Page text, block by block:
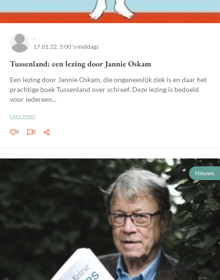
-
17.01.22, 5:00 's middags
Tussenland: een lezing door Jannie Oskam
Een lezing door Jannie Oskam, die ongeneeslijk ziek is en daar het
prachtige boek Tussenland over schreef. Deze lezing is bedoeld
voor iedereen...
Lees meer
0 0
Nieuws